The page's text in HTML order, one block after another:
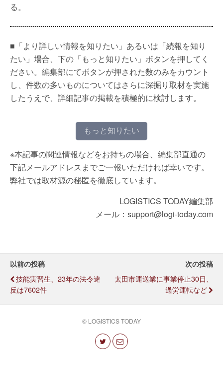
る。
■「より詳しい情報を知りたい」あるいは「続報を知り
たい」場合、下の「もっと知りたい」ボタンを押してく
ださい。編集部にてボタンが押された数のみをカウント
し、件数の多いものについてはさらに深掘り取材を実施
したうえで、詳細記事の掲載を積極的に検討します。
もっと知りたい
※本記事の関連情報などをお持ちの場合、編集部直通の
下記メールアドレスまでご一報いただければ幸いです。
弊社では取材源の秘匿を徹底しています。
LOGISTICS TODAY編集部
メール：support@logi-today.com
以前の投稿
技能実習生、23年の法令違
反は7602件
次の投稿
太田市運送業に事業停止30日、
過労運転など
© LOGISTICS TODAY